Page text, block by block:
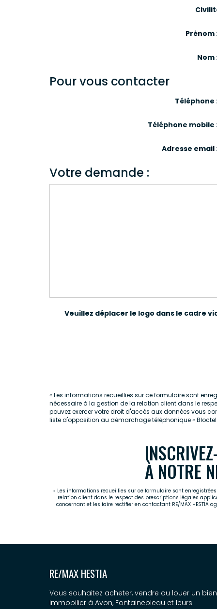
Prénom
Nom
Pour vous contacter
Téléphone
Téléphone mobile
Adresse email
Votre demande :
Veuillez déplacer le logo dans le cadre
« Les informations recueillies sur ce formulaire sont
nécessaire à la gestion de la relation client dans le
pouvez exercer votre droit d'accès aux données vous
liste d'opposition au démarchage téléphonique «
À NOTRE
« Les informations recueillies sur ce formulaire sont
relation client dans le respect des prescriptions légales
concernant et les faire rectifier en contactant RE/MAX
RE/MAX HESTIA
Vous souhaitez acheter, vendre ou louer un bien
immobilier à Avon, Fontainebleau et leurs